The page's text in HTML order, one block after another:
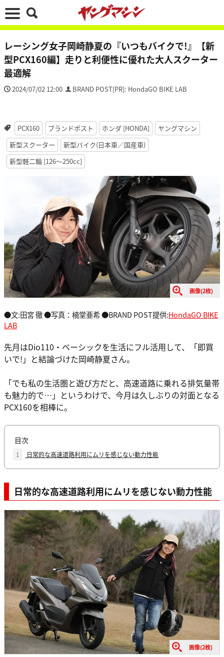
レーシング女子岡崎静夏の『いつもバイクで!』【新
型PCX160編】走りと利便性に優れた大人スクーター
最適解
2024/07/02 12:00 BRAND POST[PR]: HondaGO BIKE LAB
PCX160 ブランドポスト ホンダ [HONDA]
ヤングマシン
新型スクーター
新型バイク(日本車／国産車)
新型軽二輪 [126〜250cc]
画像(2枚)
●文:田宮 徹 ●写真：楠堂亜希 ●BRAND POST提供:HondaGO BIKE
LAB
先月はDio110・ベーシックを生活にフル活用して、「即買
いで!」と結論づけた岡崎静夏さん。
「でも私の生活圏と遊び方だと、高速道路に乗れる排気量帯
も魅力的で…」というわけで、今月は久しぶりの対面となる
PCX160を相棒に。
目次
1 日常的な高速道路利用にムリを感じない動力性能
日常的な高速道路利用にムリを感じない動力性能
画像(2枚)